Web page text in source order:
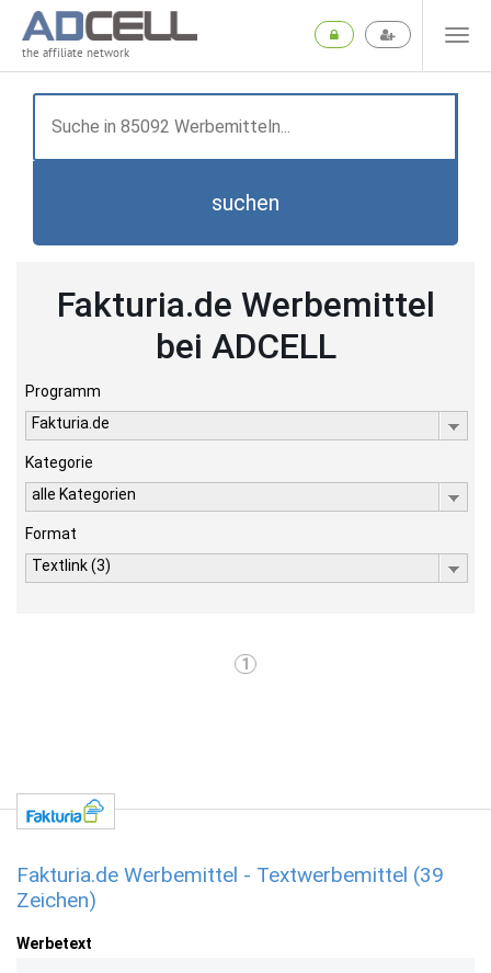
the affiliate network
suchen
Fakturia.de Werbemittel
bei ADCELL
Programm
Fakturia.de
Kategorie
alle Kategorien
Format
Textlink (3)
1
Fakturia.de Werbemittel - Textwerbemittel (39
Zeichen)
Werbetext